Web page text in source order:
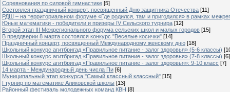
Соревнования по силовой гимнастике [5]
Состоялся праздничный концерт, посвященный Дню защитника Отечества [11]
РДШ – на территориальном форуме «Где родился, там и пригодился» в рамках
Юные математики - победители и призеры IV Сельского турнира [12]
Второй этап III Межрегионального форума сельских школ и малых городов [15]
В преддверии 8 марта состоялся конкурс "Веселые косички" [14]
Праздничный концерт, посвященный Международному женскому дню [18]
Школьный конкурс агитбригад «Правильное питание - залог здоровья» (5-6 классы)
Школьный конкурс агитбригад «Правильное питание - залог здоровья» (7-8 классы) [6]
Школьный конкурс агитбригад «Правильное питание - залог здоровья»: 9-10 класс [7]
14 марта - Международный день числа Пи [6]
Муниципальный этап конкурса "Самый классный классный" [15]
I турнир по математике Аликовской школы [13]
Районный фестиваль молодежных команд КВН [8]